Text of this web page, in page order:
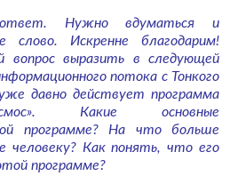
Нужно вдуматься и
слово. Искренне благодарим!
вопрос выразить в следующей
потока с Тонкого
давно действует программа
Космос». Какие основные
программе? На что больше
человеку? Как понять, что его
программе?